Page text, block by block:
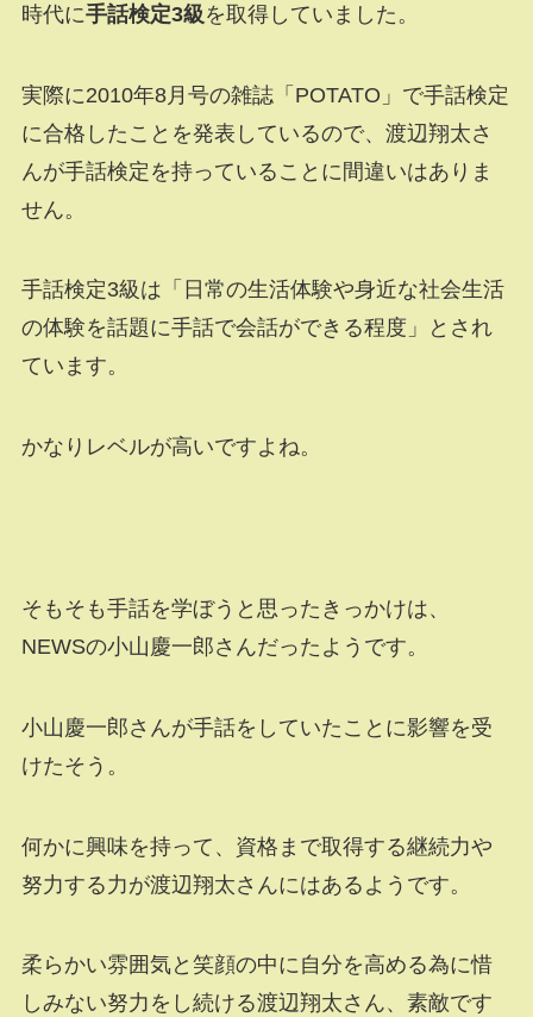
時代に手話検定3級 を取得していました。
実際に2010年8月号の雑誌「POTATO」で手話検定
に合格したことを発表しているので、渡辺翔太さ
んが手話検定を持っていることに間違いはありま
せん。
手話検定3級は「日常の生活体験や身近な社会生活
の体験を話題に手話で会話ができる程度」とされ
ています。
かなりレベルが高いですよね。
そもそも手話を学ぼうと思ったきっかけは、
NEWSの小山慶一郎さんだったようです。
小山慶一郎さんが手話をしていたことに影響を受
けたそう。
何かに興味を持って、資格まで取得する継続力や
努力する力が渡辺翔太さんにはあるようです。
柔らかい雰囲気と笑顔の中に自分を高める為に惜
しみない努力をし続ける渡辺翔太さん、素敵です